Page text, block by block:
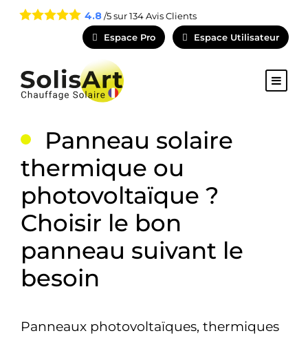
4.8/5 sur134Avis Clients
Espace Pro
Espace Utilisateur
Panneau solaire
thermique ou
photovoltaïque ?
Choisir le bon
panneau suivant le
besoin
Panneaux photovoltaïques, thermiques